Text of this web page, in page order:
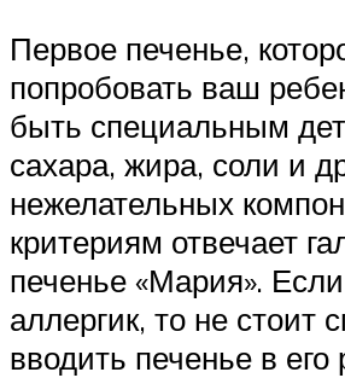
Первое печенье,
попробовать ваш
быть специальным
сахара, жира, соли и
нежелательных
критериям отвечает
печенье «Мария».
аллергик, то не стоит
вводить печенье в его